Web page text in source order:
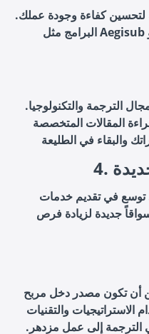
لتحسين كفاءة وجودة عملك.
البرامج مثل Aegisub وSubtitle Edit تساعد في توقيت
الترجمة والتكنولوجيا.
المقالات المتخصصة
توسع في تقديم خدمات
جديدة لزيادة فرص
أن تكون مصدر دخل مربح
الاستراتيجيات والتقنيات
الترجمة إلى عمل مزدهر.